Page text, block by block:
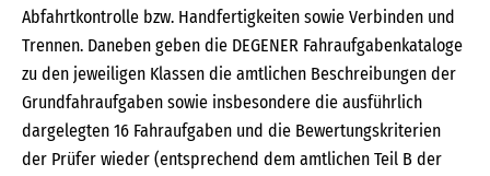
Abfahrtkontrolle bzw. Handfertigkeiten sowie Verbinden und
Trennen. Daneben geben die DEGENER Fahraufgabenkataloge
zu den jeweiligen Klassen die amtlichen Beschreibungen der
Grundfahraufgaben sowie insbesondere die ausführlich
dargelegten 16 Fahraufgaben und die Bewertungskriterien
der Prüfer wieder (entsprechend dem amtlichen Teil B der